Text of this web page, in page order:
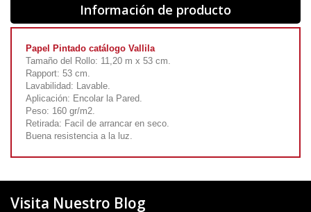
Información de producto
Papel Pintado catálogo Vallila
Tamaño del Rollo: 11,20 m x 53 cm.
Rapport: 53 cm.
Lavabilidad: Lavable.
Aplicación: Encolar la Pared.
Peso: 160 gr/m2.
Retirada: Facil de arrancar en seco.
Buena resistencia a la luz.
Visita Nuestro Blog